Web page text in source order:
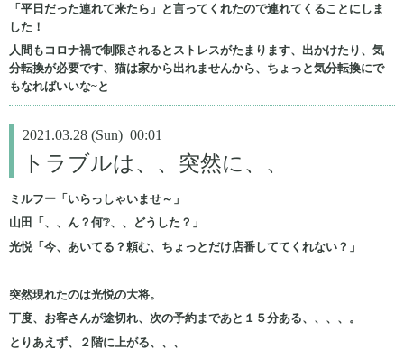
「平日だった連れて来たら」と言ってくれたので連れてくることにしま
した！
人間もコロナ禍で制限されるとストレスがたまります、出かけたり、気
分転換が必要です、猫は家から出れませんから、ちょっと気分転換にで
もなればいいな~と
2021.03.28 (Sun) 00:01
トラブルは、、突然に、、
ミルフー「いらっしゃいませ～」
山田「、、ん？何❔、、どうした？」
光悦「今、あいてる？頼む、ちょっとだけ店番しててくれない？」
突然現れたのは光悦の大将。
丁度、お客さんが途切れ、次の予約まであと１５分ある、、、、。
とりあえず、２階に上がる、、、